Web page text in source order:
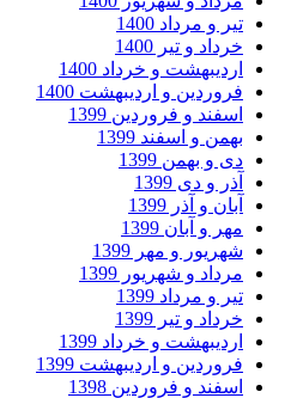
و مرداد 1400
و تیر 1400
و خرداد 1400
و اردیبهشت 1400
و فروردین 1399
و اسفند 1399
و بهمن 1399
و دی 1399
و آذر 1399
و آبان 1399
و مهر 1399
و شهریور 1399
و مرداد 1399
و تیر 1399
و خرداد 1399
و اردیبهشت 1399
و فروردین 1398